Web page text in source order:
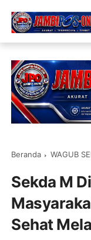
Beranda WAGUB
Sekda M
Sehat